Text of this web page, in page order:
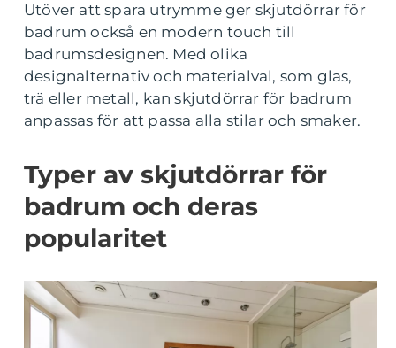
Utöver att spara utrymme ger skjutdörrar för
badrum också en modern touch till
badrumsdesignen. Med olika
designalternativ och materialval, som glas,
trä eller metall, kan skjutdörrar för badrum
anpassas för att passa alla stilar och smaker.
Typer av skjutdörrar för
badrum och deras
popularitet